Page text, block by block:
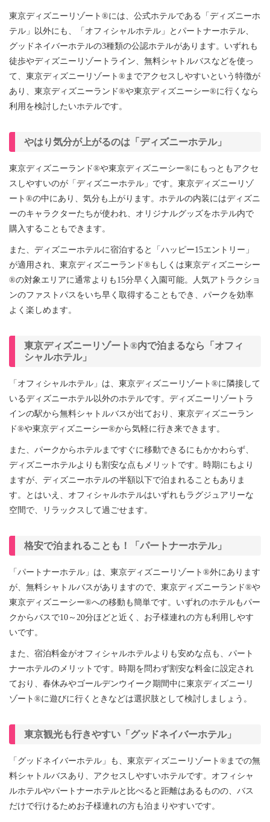
東京ディズニーリゾート®には、公式ホテルである「ディズニーホ
テル」以外にも、「オフィシャルホテル」とパートナーホテル、
グッドネイバーホテルの3種類の公認ホテルがあります。いずれも
徒歩やディズニーリゾートライン、無料シャトルバスなどを使っ
て、東京ディズニーリゾート®までアクセスしやすいという特徴が
あり、東京ディズニーランド®や東京ディズニーシー®に行くなら
利用を検討したいホテルです。
やはり気分が上がるのは「ディズニーホテル」
東京ディズニーランド®や東京ディズニーシー®にもっともアクセ
スしやすいのが「ディズニーホテル」です。東京ディズニーリゾ
ート®の中にあり、気分も上がります。ホテルの内装にはディズニ
ーのキャラクターたちが使われ、オリジナルグッズをホテル内で
購入することもできます。
また、ディズニーホテルに宿泊すると「ハッピー15エントリー」
が適用され、東京ディズニーランド®もしくは東京ディズニーシー
®の対象エリアに通常よりも15分早く入園可能。人気アトラクショ
ンのファストパスをいち早く取得することもでき、パークを効率
よく楽しめます。
東京ディズニーリゾート®内で泊まるなら「オフィ
シャルホテル」
「オフィシャルホテル」は、東京ディズニーリゾート®に隣接して
いるディズニーホテル以外のホテルです。ディズニーリゾートラ
インの駅から無料シャトルバスが出ており、東京ディズニーラン
ド®や東京ディズニーシー®から気軽に行き来できます。
また、パークからホテルまですぐに移動できるにもかかわらず、
ディズニーホテルよりも割安な点もメリットです。時期にもより
ますが、ディズニーホテルの半額以下で泊まれることもありま
す。とはいえ、オフィシャルホテルはいずれもラグジュアリーな
空間で、リラックスして過ごせます。
格安で泊まれることも！「パートナーホテル」
「パートナーホテル」は、東京ディズニーリゾート®外にあります
が、無料シャトルバスがありますので、東京ディズニーランド®や
東京ディズニーシー®への移動も簡単です。いずれのホテルもパー
クからバスで10～20分ほどと近く、お子様連れの方も利用しやす
いです。
また、宿泊料金がオフィシャルホテルよりも安めな点も、パート
ナーホテルのメリットです。時期を問わず割安な料金に設定され
ており、春休みやゴールデンウイーク期間中に東京ディズニーリ
ゾート®に遊びに行くときなどは選択肢として検討しましょう。
東京観光も行きやすい「グッドネイバーホテル」
「グッドネイバーホテル」も、東京ディズニーリゾート®までの無
料シャトルバスあり、アクセスしやすいホテルです。オフィシャ
ルホテルやパートナーホテルと比べると距離はあるものの、バス
だけで行けるためお子様連れの方も泊まりやすいです。